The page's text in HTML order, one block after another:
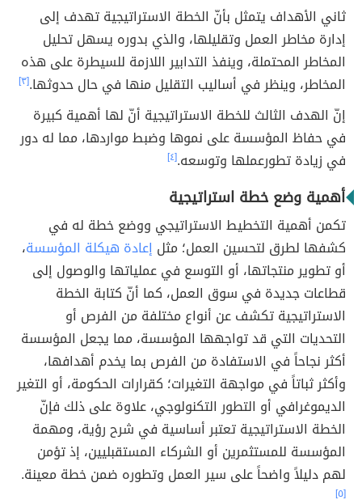
ثاني الأهداف يتمثل بأنّ الخطة الاستراتيجية تهدف إلى
إدارة مخاطر العمل وتقليلها، والذي بدوره يسهل تحليل
المخاطر المحتملة، وينفذ التدابير اللازمة للسيطرة على هذه
المخاطر، وينظر في أساليب التقليل منها في حال حدوثها.[٣]
إنّ الهدف الثالث للخطة الاستراتيجية أنّ لها أهمية كبيرة
في حفاظ المؤسسة على نموها وضبط مواردها، مما له دور
في زيادة تطورعملها وتوسعه.[٤]
أهمية وضع خطة استراتيجية
تكمن أهمية التخطيط الاستراتيجي ووضع خطة له في
كشفها لطرق لتحسين العمل؛ مثل إعادة هيكلة المؤسسة،
أو تطوير منتجاتها، أو التوسع في عملياتها والوصول إلى
قطاعات جديدة في سوق العمل، كما أنّ كتابة الخطة
الاستراتيجية تكشف عن أنواع مختلفة من الفرص أو
التحديات التي قد تواجهها المؤسسة، مما يجعل المؤسسة
أكثر نجاحاً في الاستفادة من الفرص بما يخدم أهدافها،
وأكثر ثباتاً في مواجهة التغيرات؛ كقرارات الحكومة، أو التغير
الديموغرافي أو التطور التكنولوجي، علاوة على ذلك فإنّ
الخطة الاستراتيجية تعتبر أساسية في شرح رؤية، ومهمة
المؤسسة للمستثمرين أو الشركاء المستقبليين، إذ تؤمن
لهم دليلاً واضحاً على سير العمل وتطوره ضمن خطة معينة.
[٥]